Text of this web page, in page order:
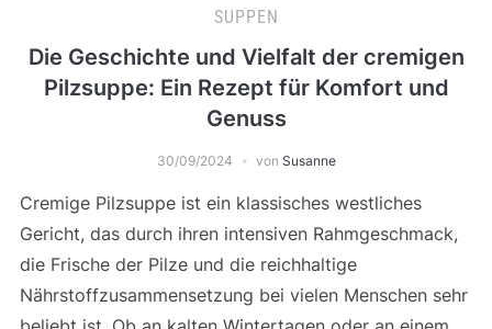
SUPPEN
Die Geschichte und Vielfalt der cremigen
Pilzsuppe: Ein Rezept für Komfort und
Genuss
30/09/2024 von Susanne
Cremige Pilzsuppe ist ein klassisches westliches
Gericht, das durch ihren intensiven Rahmgeschmack,
die Frische der Pilze und die reichhaltige
Nährstoffzusammensetzung bei vielen Menschen sehr